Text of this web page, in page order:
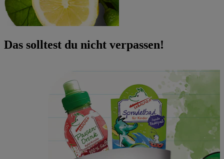
Das solltest du nicht verpassen!